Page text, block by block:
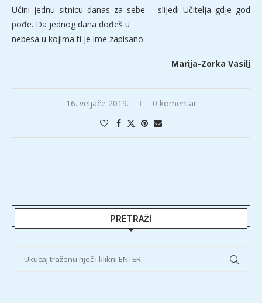
Učini jednu sitnicu danas za sebe – slijedi Učitelja gdje god
pođe. Da jednog dana dođeš u
nebesa u kojima ti je ime zapisano.
Marija-Zorka Vasilj
16. veljače 2019. 0 komentar
PRETRAŽI